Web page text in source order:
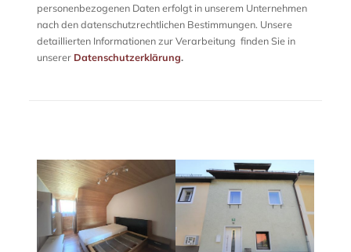
personenbezogenen Daten erfolgt in unserem Unternehmen
nach den datenschutzrechtlichen Bestimmungen. Unsere
detaillierten Informationen zur Verarbeitung finden Sie in
unserer Datenschutzerklärung.